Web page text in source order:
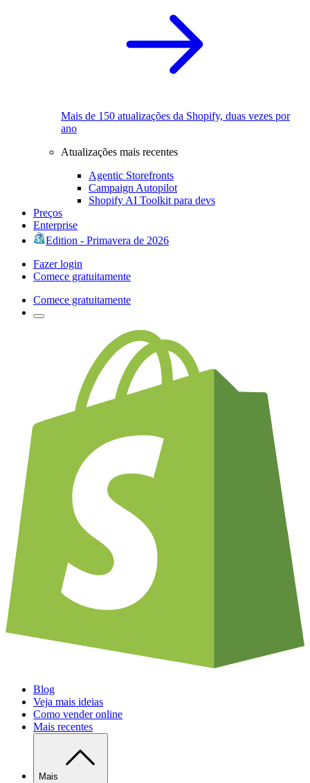
Mais de 150 atualizações da Shopify, duas vezes por
ano
Atualizações mais recentes
Agentic Storefronts
Campaign Autopilot
Shopify AI Toolkit para devs
Preços
Enterprise
Edition - Primavera de 2026
Fazer login
Comece gratuitamente
Comece gratuitamente
Blog
Veja mais ideias
Como vender online
Mais recentes
Mais